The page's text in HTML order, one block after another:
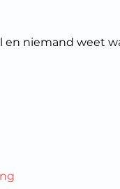
en niemand weet